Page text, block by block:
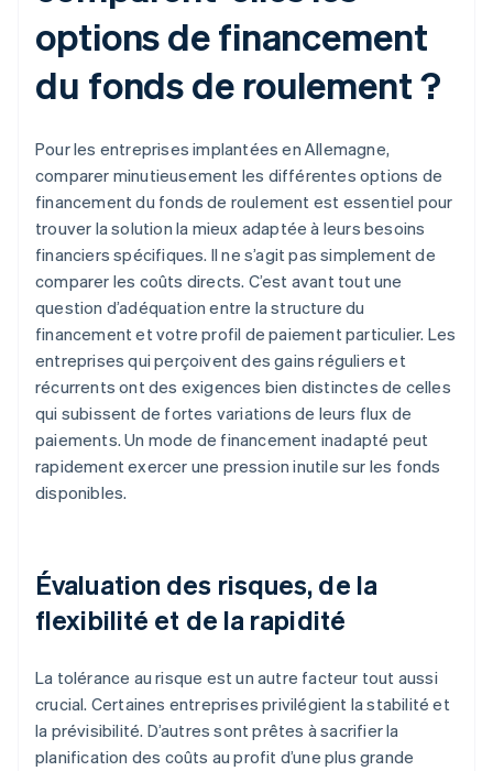
options de financement
du fonds de roulement ?
Pour les entreprises implantées en Allemagne,
comparer minutieusement les différentes options de
financement du fonds de roulement est essentiel pour
trouver la solution la mieux adaptée à leurs besoins
financiers spécifiques. Il ne s’agit pas simplement de
comparer les coûts directs. C’est avant tout une
question d’adéquation entre la structure du
financement et votre profil de paiement particulier. Les
entreprises qui perçoivent des gains réguliers et
récurrents ont des exigences bien distinctes de celles
qui subissent de fortes variations de leurs flux de
paiements. Un mode de financement inadapté peut
rapidement exercer une pression inutile sur les fonds
disponibles.
Évaluation des risques, de la
flexibilité et de la rapidité
La tolérance au risque est un autre facteur tout aussi
crucial. Certaines entreprises privilégient la stabilité et
la prévisibilité. D’autres sont prêtes à sacrifier la
planification des coûts au profit d’une plus grande